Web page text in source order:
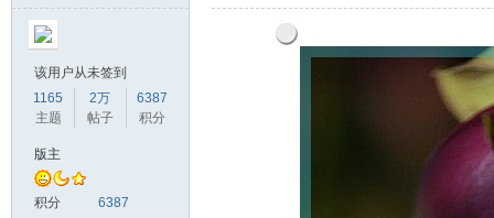
该用户从未签到
1165
主题
2万
帖子
6387
积分
版主
积分 6387